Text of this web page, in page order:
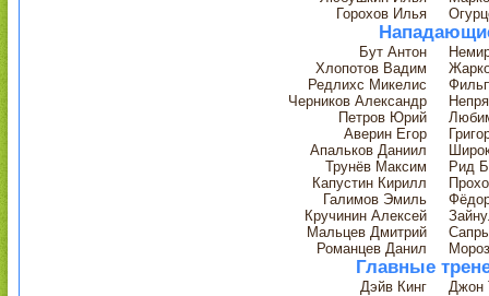
Горохов Илья
Бут Антон
Хлопотов Вадим
Редлихс Микелис
Черников Александр
Петров Юрий
Аверин Егор
Апальков Даниил
Трунёв Максим
Рид
Капустин Кирилл
Галимов Эмиль
Кручинин Алексей
Мальцев Дмитрий
Романцев Данил
Главные
Дэйв Кинг Джон